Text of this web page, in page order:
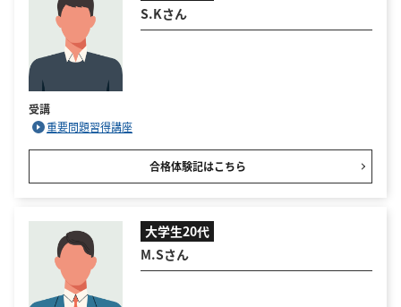
S.Kさん
受講
重要問題習得講座
合格体験記はこちら
大学生20代
M.Sさん